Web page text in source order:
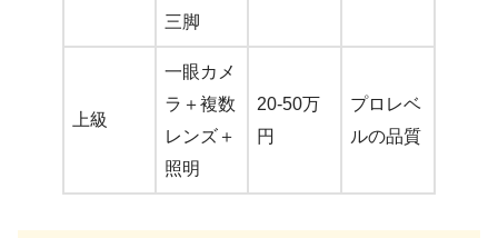
三脚
上級
一眼カメ
ラ＋複数
レンズ＋
照明
20-50万
円
プロレベ
ルの品質